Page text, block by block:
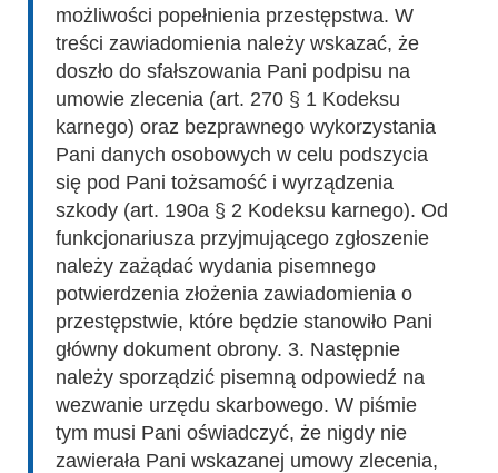
możliwości popełnienia przestępstwa. W
treści zawiadomienia należy wskazać, że
doszło do sfałszowania Pani podpisu na
umowie zlecenia (art. 270 § 1 Kodeksu
karnego) oraz bezprawnego wykorzystania
Pani danych osobowych w celu podszycia
się pod Pani tożsamość i wyrządzenia
szkody (art. 190a § 2 Kodeksu karnego). Od
funkcjonariusza przyjmującego zgłoszenie
należy zażądać wydania pisemnego
potwierdzenia złożenia zawiadomienia o
przestępstwie, które będzie stanowiło Pani
główny dokument obrony. 3. Następnie
należy sporządzić pisemną odpowiedź na
wezwanie urzędu skarbowego. W piśmie
tym musi Pani oświadczyć, że nigdy nie
zawierała Pani wskazanej umowy zlecenia,